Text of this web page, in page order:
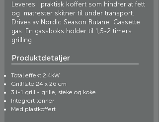
Leveres i praktisk koffert som hindrer at fett
og matrester skitner til under transport.
Drives av Nordic Season Butane Cassette
gas. En gassboks holder til 1,5-2 timers
grilling
Produktdetaljer
Total effekt 2.4kW
Grillflate 24 x 26 cm
3 i-1 grill - grille, steke og koke
Integrert tenner
Med plastkoffert